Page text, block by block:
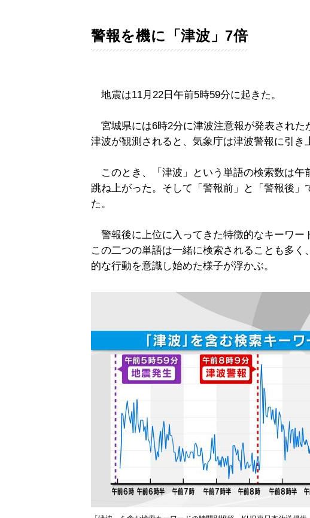
警報を機に「津波」7倍
地震は11月22日午前5時59分に起きた。
宮城県には6時2分に津波注意報が発表された
津波が観測されると、気象庁は津波警報に引き
このとき、「津波」という単語の検索数は午
跳ね上がった。そして「警報前」と「警報後
た。
警報後に上位に入ってきた特徴的なキーワー
この二つの単語は一緒に検索されることも多
的な行動を意識し始めた様子が浮かぶ。